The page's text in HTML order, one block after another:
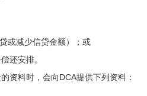
或减少信贷金额）；或
还安排。
资料时，会向DCA提供下列资料：